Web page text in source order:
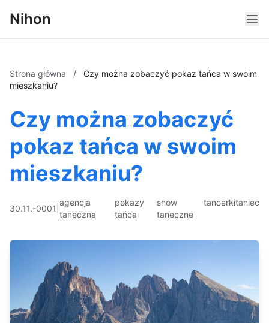
Nihon
Strona główna /
Czy można zobaczyć pokaz tańca w swoim
mieszkaniu?
Czy można zobaczyć
pokaz tańca w swoim
mieszkaniu?
30.11.-0001
agencja
taneczna
pokazy
tańca
show
taneczne
tancerkitaniec